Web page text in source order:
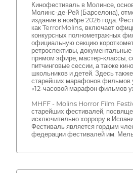
Кинофестиваль в Молинсе,
Молинс-де-Рей (Барселона),
издание в ноябре 2026 года.
как TerrorMolins, включает
конкурсных полнометражных
официальную секцию
ретроспективы,
прямом эфире, мастер-классы,
питчинговые сессии, а также
школьников и детей. Здесь
старейших марафонов фильмов
«12-часовой марафон фильмов
MHFF - Molins Horror Film
старейших фестивалей,
исключительно хоррору в
Фестиваль является гордым
федерации фестивалей им.